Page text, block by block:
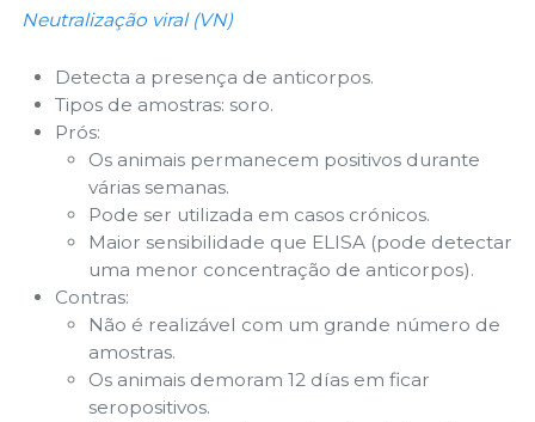
Neutralização viral (VN)
Detecta a presença de anticorpos.
Tipos de amostras: soro.
Prós:
Os animais permanecem positivos durante
várias semanas.
Pode ser utilizada em casos crónicos.
Maior sensibilidade que ELISA (pode detectar
uma menor concentração de anticorpos).
Contras:
Não é realizável com um grande número de
amostras.
Os animais demoram 12 días em ficar
seropositivos.